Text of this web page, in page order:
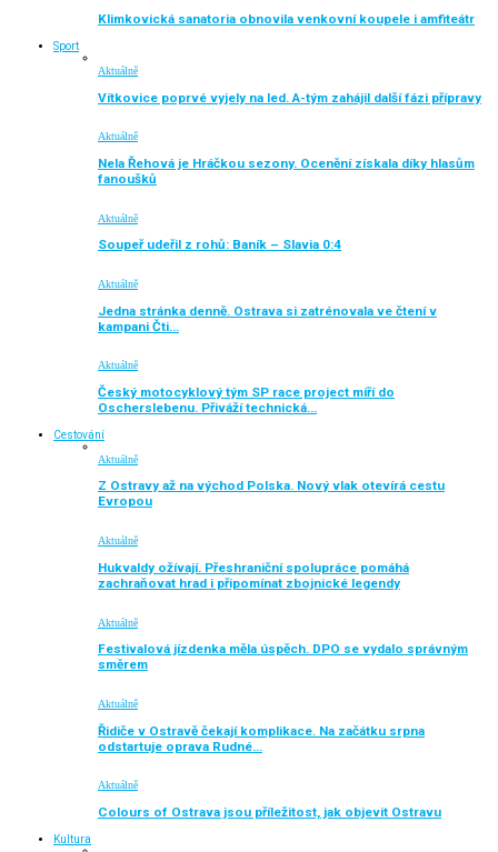
Klimkovická sanatoria obnovila venkovní koupele i amfiteátr
Sport
Aktuálně
Vítkovice poprvé vyjely na led. A-tým zahájil další fázi přípravy
Aktuálně
Nela Řehová je Hráčkou sezony. Ocenění získala díky hlasům
fanoušků
Aktuálně
Soupeř udeřil z rohů: Baník – Slavia 0:4
Aktuálně
Jedna stránka denně. Ostrava si zatrénovala ve čtení v
kampani Čti…
Aktuálně
Český motocyklový tým SP race project míří do
Oscherslebenu. Přiváží technická…
Cestování
Aktuálně
Z Ostravy až na východ Polska. Nový vlak otevírá cestu
Evropou
Aktuálně
Hukvaldy ožívají. Přeshraniční spolupráce pomáhá
zachraňovat hrad i připomínat zbojnické legendy
Aktuálně
Festivalová jízdenka měla úspěch. DPO se vydalo správným
směrem
Aktuálně
Řidiče v Ostravě čekají komplikace. Na začátku srpna
odstartuje oprava Rudné…
Aktuálně
Colours of Ostrava jsou příležitost, jak objevit Ostravu
Kultura